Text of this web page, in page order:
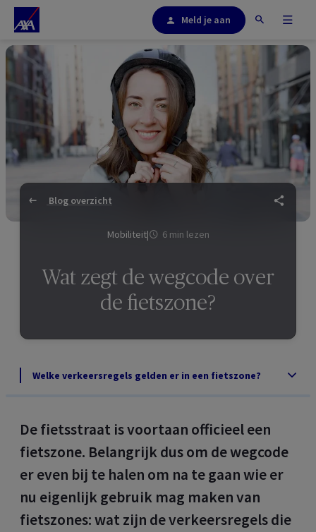
Meld je aan
Blog overzicht
Mobiliteit| 6 min lezen
Wat zegt de wegcode over
de fietszone?
Welke verkeersregels gelden er in een fietszone?
De fietsstraat is voortaan officieel een
fietszone. Belangrijk dus om de wegcode
er even bij te halen om na te gaan wie er
nu eigenlijk gebruik mag maken van
fietszones: wat zijn de verkeersregels die